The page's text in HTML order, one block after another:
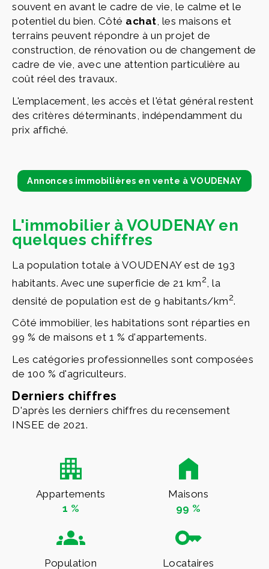
souvent en avant le cadre de vie, le calme et le
potentiel du bien. Côté achat, les maisons et
terrains peuvent répondre à un projet de
construction, de rénovation ou de changement de
cadre de vie, avec une attention particulière au
coût réel des travaux.
L'emplacement, les accès et l'état général restent
des critères déterminants, indépendamment du
prix affiché.
Annonces immobilières en vente à VOUDENAY
L'immobilier à VOUDENAY en
quelques chiffres
La population totale à VOUDENAY est de 193
habitants. Avec une superficie de 21 km2
, la
densité de population est de 9 habitants/km2.
Côté immobilier, les habitations sont réparties en
99 % de maisons et 1 % d'appartements.
Les catégories professionnelles sont composées
de 100 % d'agriculteurs.
Derniers chiffres
D'après les derniers chiffres du recensement
INSEE de 2021.
Appartements
1 %
Maisons
99 %
Population
Locataires